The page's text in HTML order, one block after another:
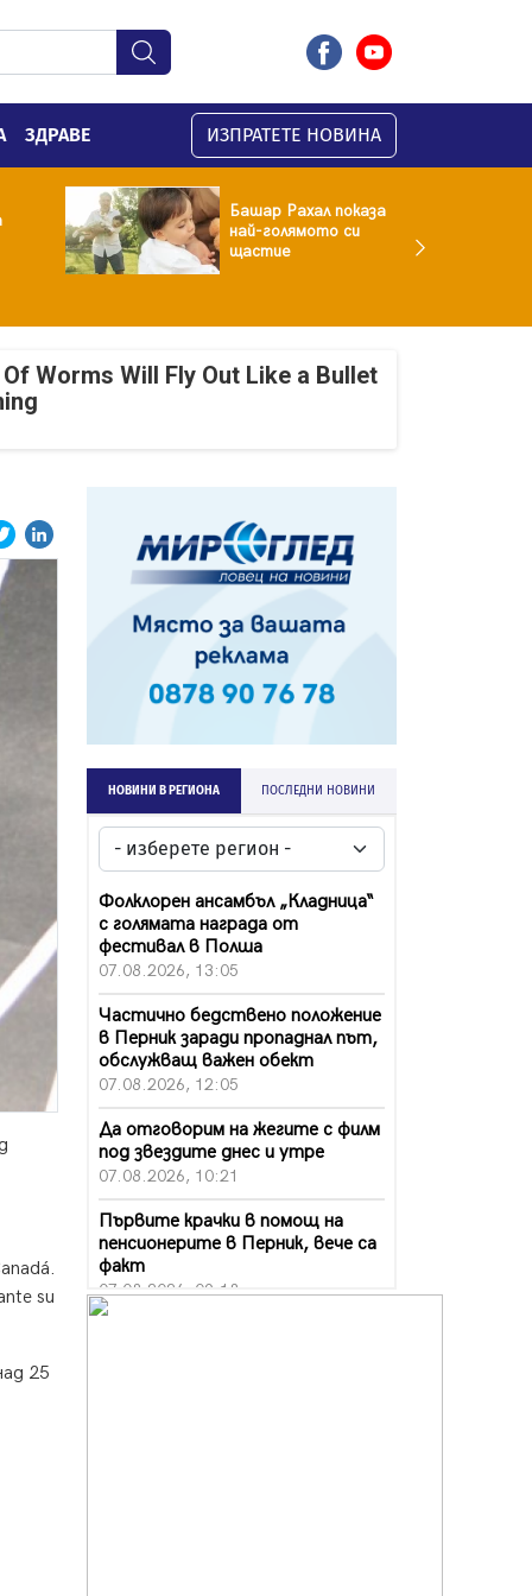
ЗДРАВЕ ИЗПРАТЕТЕ НОВИНА
Башар Рахал показа
най-голямото си
щастие
Worms Will Fly Out Like a Bullet
su
25
НОВИНИ В РЕГИОНА ПОСЛЕДНИ НОВИНИ
Фолклорен ансамбъл „Кладница“
с голямата награда от
фестивал в Полша
07.08.2026, 13:05
Частично бедствено положение
в Перник заради пропаднал път,
обслужващ важен обект
07.08.2026, 12:05
Да отговорим на жегите с филм
под звездите днес и утре
07.08.2026, 10:21
Първите крачки в помощ на
пенсионерите в Перник, вече са
факт
07.08.2026, 09:18